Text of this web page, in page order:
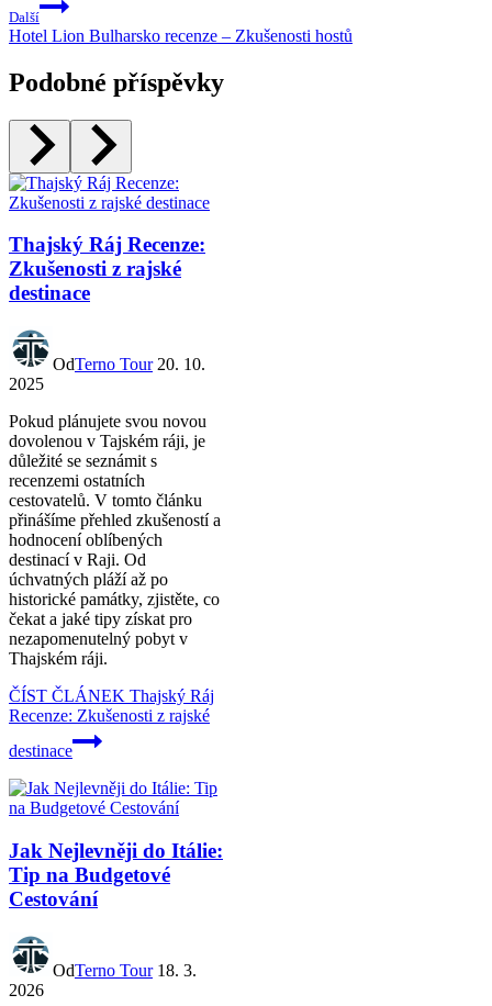
Další
Hotel Lion Bulharsko recenze – Zkušenosti hostů
Podobné příspěvky
Thajský Ráj Recenze:
Zkušenosti z rajské
destinace
OdTerno Tour 20. 10.
2025
Pokud plánujete svou novou
dovolenou v Tajském ráji, je
důležité se seznámit s
recenzemi ostatních
cestovatelů. V tomto článku
přinášíme přehled zkušeností a
hodnocení oblíbených
destinací v Raji. Od
úchvatných pláží až po
historické památky, zjistěte, co
čekat a jaké tipy získat pro
nezapomenutelný pobyt v
Thajském ráji.
ČÍST ČLÁNEK Thajský Ráj
Recenze: Zkušenosti z rajské
destinace
Jak Nejlevněji do Itálie:
Tip na Budgetové
Cestování
OdTerno Tour 18. 3.
2026